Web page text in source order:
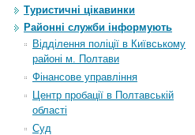
Туристичні цікавинки
Районні служби інформують
Відділення поліції в Київському
районі м. Полтави
Фінансове управління
Центр пробації в Полтавській
області
Суд